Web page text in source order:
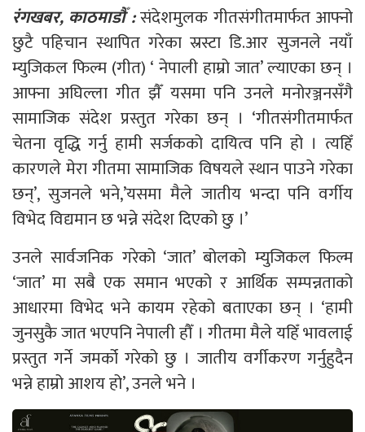
रंगखबर, काठमाडौँ :संदेशमुलक गीतसंगीतमार्फत आफ्नो
छुटै पहिचान स्थापित गरेका स्रस्टा डि.आर सुजनले नयाँ
म्युजिकल फिल्म (गीत) ‘ नेपाली हाम्रो जात’ ल्याएका छन् ।
आफ्ना अघिल्ला गीत झैँ यसमा पनि उनले मनोरञ्जनसँगै
सामाजिक संदेश प्रस्तुत गरेका छन् । ‘गीतसंगीतमार्फत
चेतना वृद्धि गर्नु हामी सर्जकको दायित्व पनि हो । त्यहिँ
कारणले मेरा गीतमा सामाजिक विषयले स्थान पाउने गरेका
छन्’, सुजनले भने,’यसमा मैले जातीय भन्दा पनि वर्गीय
विभेद विद्यमान छ भन्ने संदेश दिएको छु ।’
उनले सार्वजनिक गरेको ‘जात’ बोलको म्युजिकल फिल्म
‘जात’ मा सबै एक समान भएको र आर्थिक सम्पन्नताको
आधारमा विभेद भने कायम रहेको बताएका छन् । ‘हामी
जुनसुकै जात भएपनि नेपाली हौँ । गीतमा मैले यहिँ भावलाई
प्रस्तुत गर्ने जमर्को गरेको छु । जातीय वर्गीकरण गर्नुहुदैन
भन्ने हाम्रो आशय हो’, उनले भने ।